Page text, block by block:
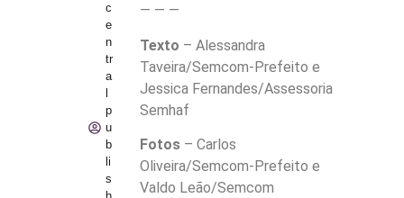
c
e
n
tr
a
p
u
b
li
s
— — —
Texto – Alessandra
Taveira/Semcom-Prefeito e
Jessica Fernandes/Assessoria
Semhaf
Fotos – Carlos
Oliveira/Semcom-Prefeito e
Valdo Leão/Semcom